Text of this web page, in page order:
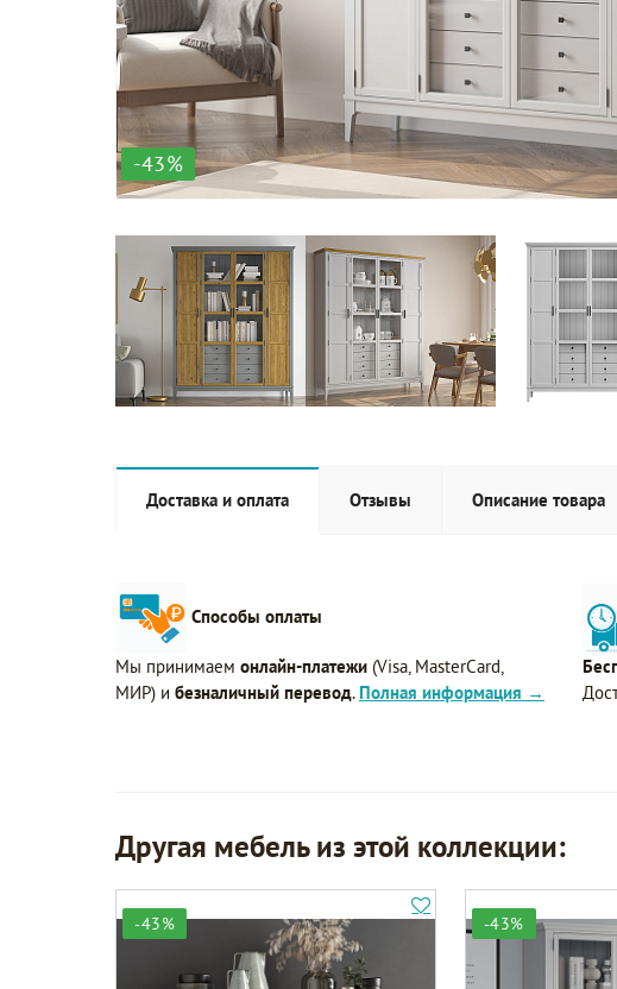
-43%
Доставка и оплата Отзывы Описание товара
Способы оплаты
Мы принимаем онлайн-платежи (Visa, MasterCard,
МИР) и безналичный перевод. Полная информация →
Другая мебель из этой коллекции:
-43% -43%